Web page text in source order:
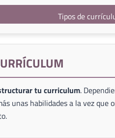
Tipos de
tu curriculum.
unas habilidades a la vez que